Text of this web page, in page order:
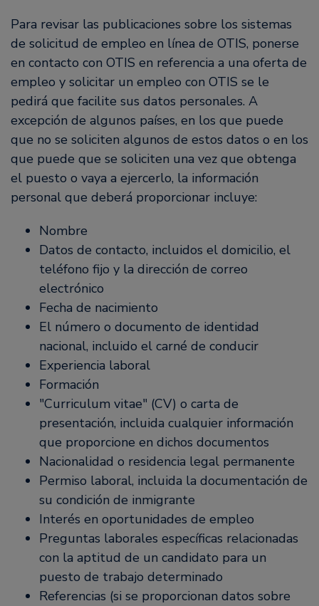
Para revisar las publicaciones sobre los sistemas
de solicitud de empleo en línea de OTIS, ponerse
en contacto con OTIS en referencia a una oferta de
empleo y solicitar un empleo con OTIS se le
pedirá que facilite sus datos personales. A
excepción de algunos países, en los que puede
que no se soliciten algunos de estos datos o en los
que puede que se soliciten una vez que obtenga
el puesto o vaya a ejercerlo, la información
personal que deberá proporcionar incluye:
Nombre
Datos de contacto, incluidos el domicilio, el
teléfono fijo y la dirección de correo
electrónico
Fecha de nacimiento
El número o documento de identidad
nacional, incluido el carné de conducir
Experiencia laboral
Formación
"Curriculum vitae" (CV) o carta de
presentación, incluida cualquier información
que proporcione en dichos documentos
Nacionalidad o residencia legal permanente
Permiso laboral, incluida la documentación de
su condición de inmigrante
Interés en oportunidades de empleo
Preguntas laborales específicas relacionadas
con la aptitud de un candidato para un
puesto de trabajo determinado
Referencias (si se proporcionan datos sobre